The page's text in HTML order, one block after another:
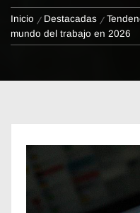
Inicio Destacadas
mundo del trabajo en 2026